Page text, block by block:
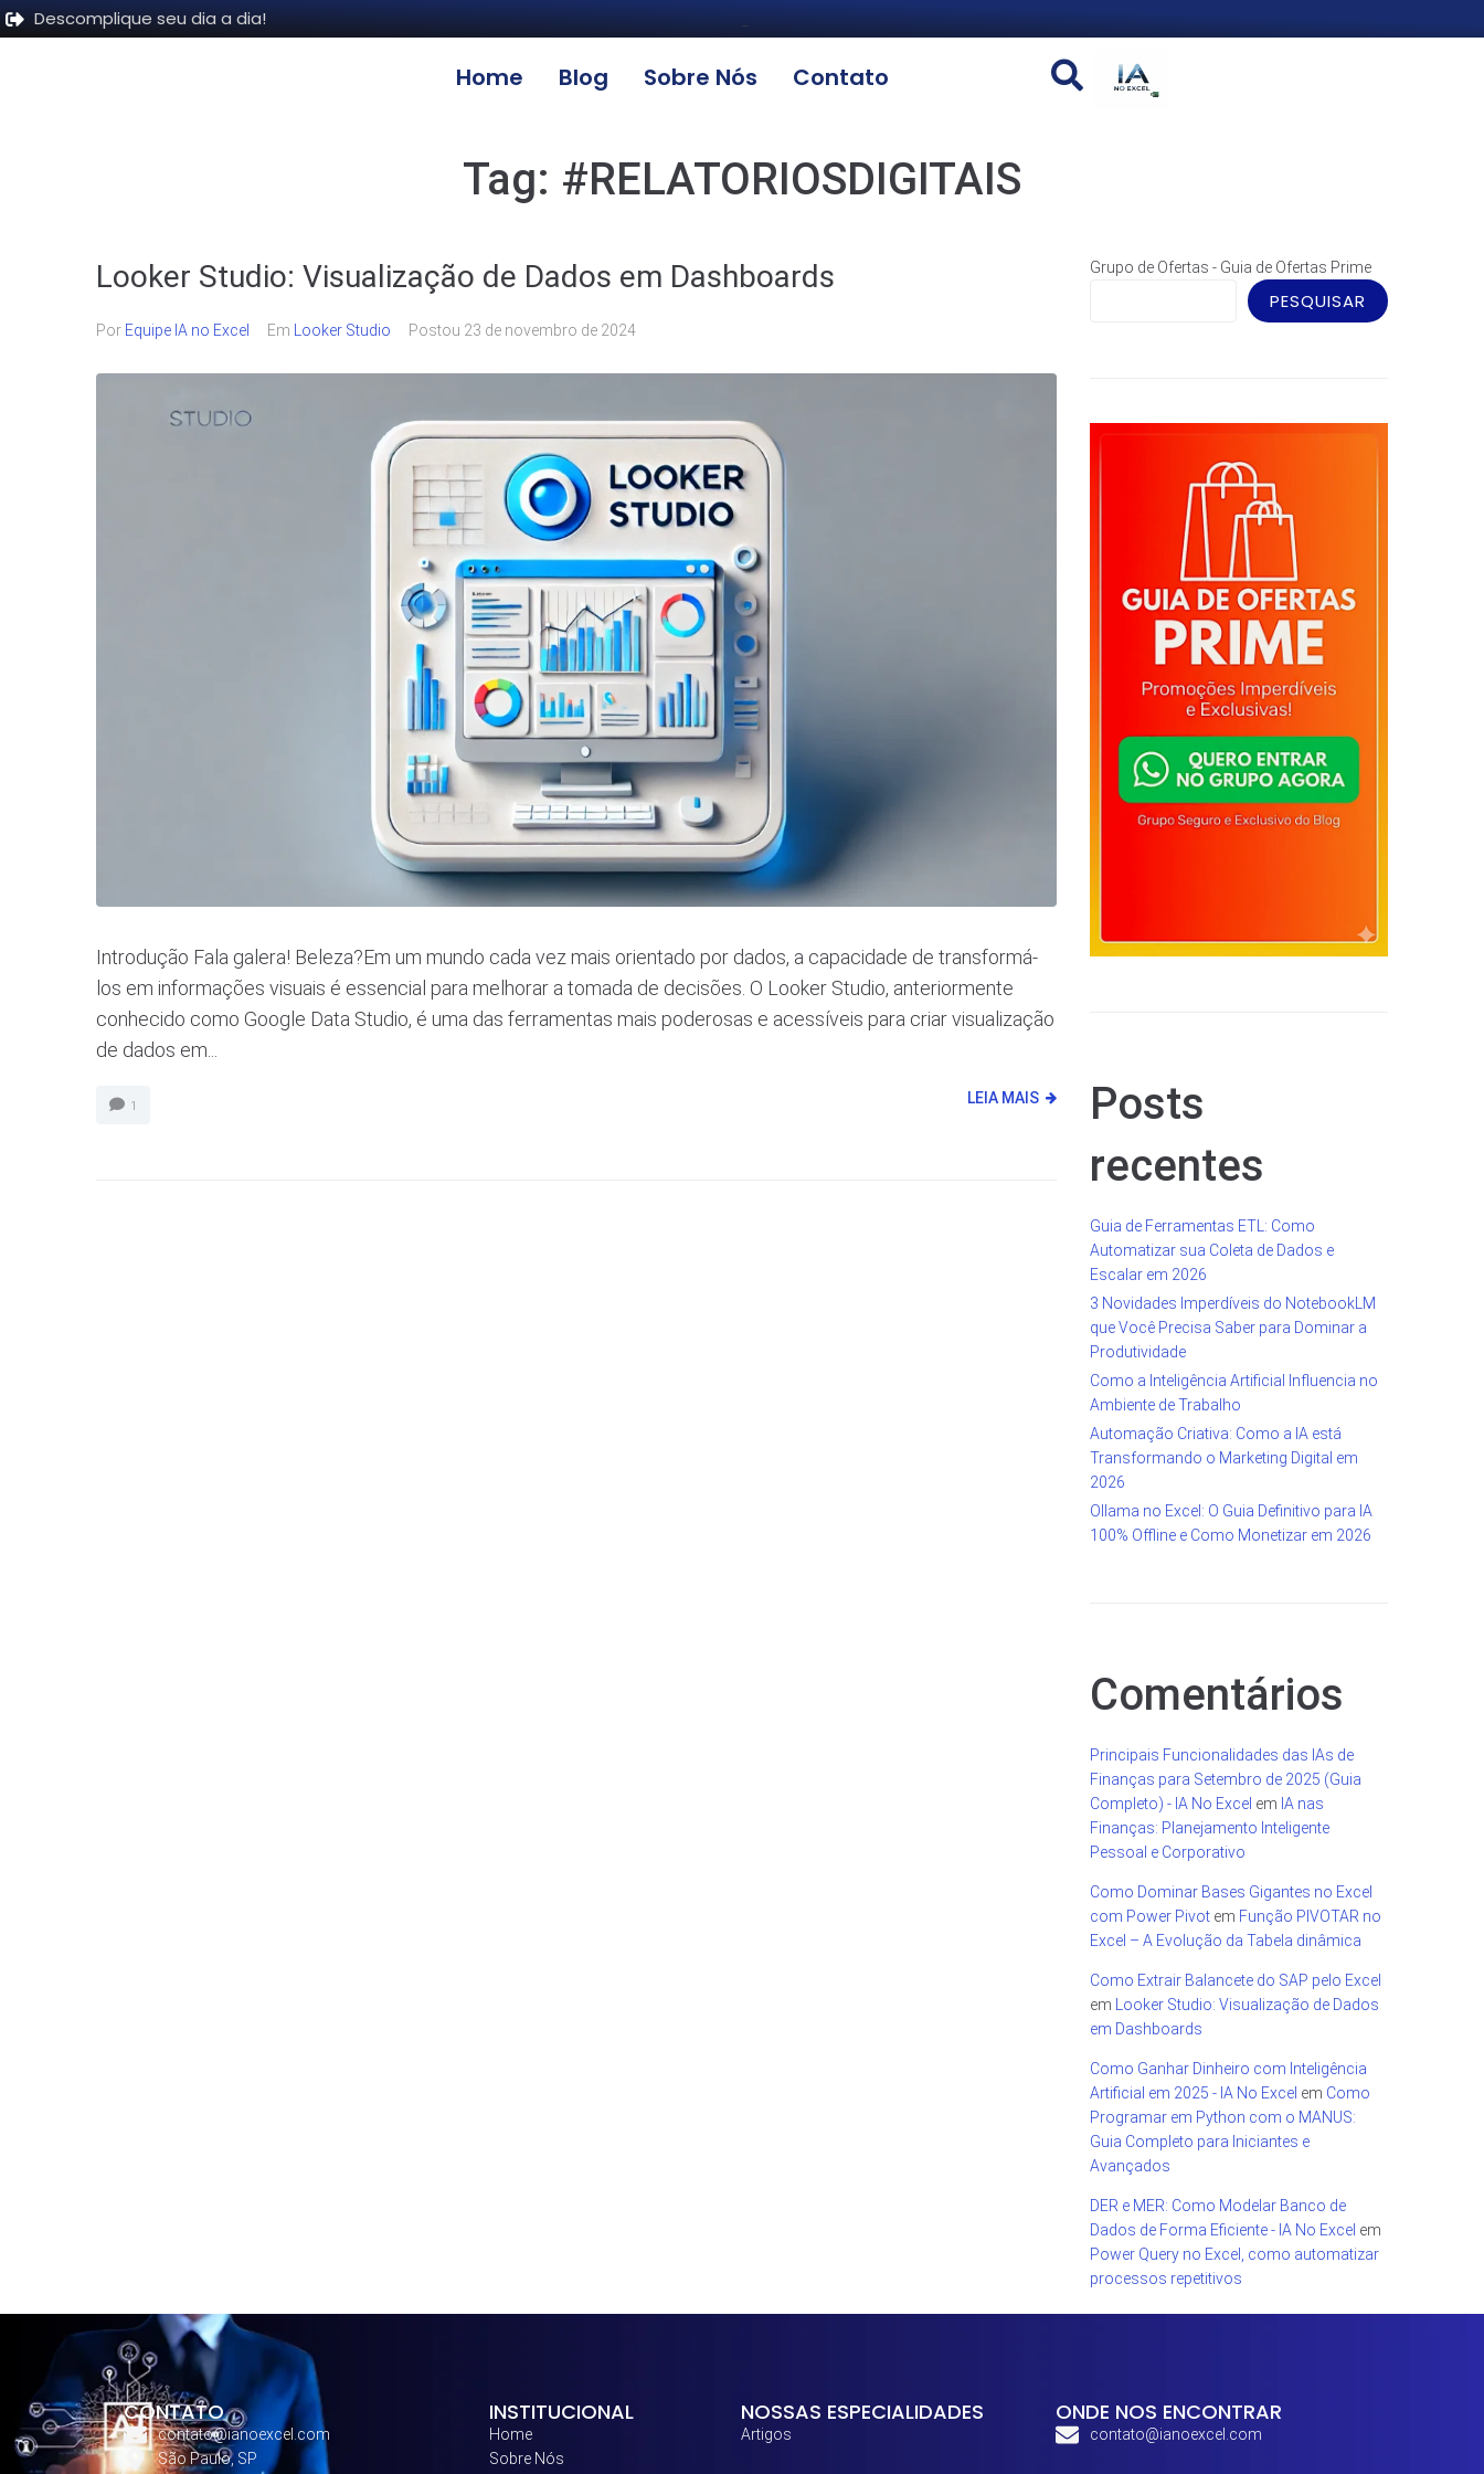
Descomplique seu dia a dia!
Home Blog Sobre Nós Contato
Tag: #RELATORIOSDIGITAIS
Looker Studio: Visualização de Dados em Dashboards
Por Equipe IA no Excel Em Looker Studio Postou 23 de novembro de 2024
Introdução Fala galera! Beleza?Em um mundo cada vez mais orientado por dados, a capacidade de transformá-
los em informações visuais é essencial para melhorar a tomada de decisões. O Looker Studio, anteriormente
conhecido como Google Data Studio, é uma das ferramentas mais poderosas e acessíveis para criar visualização
de dados em...
1 LEIA MAIS
Grupo de Ofertas - Guia de Ofertas Prime
PESQUISAR
Posts
recentes
Guia de Ferramentas ETL: Como
Automatizar sua Coleta de Dados e
Escalar em 2026
3 Novidades Imperdíveis do NotebookLM
que Você Precisa Saber para Dominar a
Produtividade
Como a Inteligência Artificial Influencia no
Ambiente de Trabalho
Automação Criativa: Como a IA está
Transformando o Marketing Digital em
2026
Ollama no Excel: O Guia Definitivo para IA
100% Offline e Como Monetizar em 2026
Comentários
Principais Funcionalidades das IAs de
Finanças para Setembro de 2025 (Guia
Completo) - IA No Excel em IA nas
Finanças: Planejamento Inteligente
Pessoal e Corporativo
Como Dominar Bases Gigantes no Excel
com Power Pivot em Função PIVOTAR no
Excel – A Evolução da Tabela dinâmica
Como Extrair Balancete do SAP pelo Excel
em Looker Studio: Visualização de Dados
em Dashboards
Como Ganhar Dinheiro com Inteligência
Artificial em 2025 - IA No Excel em Como
Programar em Python com o MANUS:
Guia Completo para Iniciantes e
Avançados
DER e MER: Como Modelar Banco de
Dados de Forma Eficiente - IA No Excel em
Power Query no Excel, como automatizar
processos repetitivos
CONTATO
contato@ianoexcel.com
São Paulo, SP
INSTITUCIONAL
Home
Sobre Nós
NOSSAS ESPECIALIDADES
Artigos
ONDE NOS ENCONTRAR
contato@ianoexcel.com